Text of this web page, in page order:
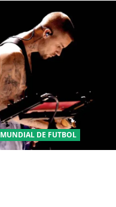
MUNDIAL DE FUTBOL